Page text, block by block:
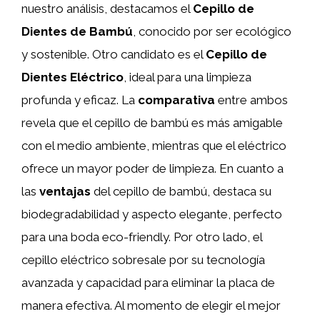
nuestro análisis, destacamos el Cepillo de
Dientes de Bambú , conocido por ser ecológico
y sostenible. Otro candidato es el Cepillo de
Dientes Eléctrico , ideal para una limpieza
profunda y eficaz. La comparativa entre ambos
revela que el cepillo de bambú es más amigable
con el medio ambiente, mientras que el eléctrico
ofrece un mayor poder de limpieza. En cuanto a
las ventajas del cepillo de bambú, destaca su
biodegradabilidad y aspecto elegante, perfecto
para una boda eco-friendly. Por otro lado, el
cepillo eléctrico sobresale por su tecnología
avanzada y capacidad para eliminar la placa de
manera efectiva. Al momento de elegir el mejor